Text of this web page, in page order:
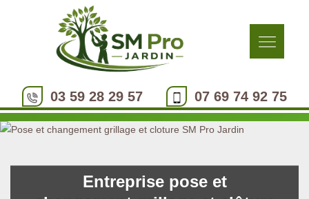
03 59 28 29 57 07 69 74 92 75
Entreprise pose et